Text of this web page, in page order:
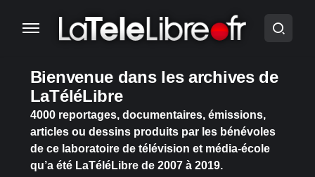
Bienvenue dans les archives de
LaTéléLibre
4000 reportages, documentaires, émissions,
articles ou dessins produits par les bénévoles
de ce laboratoire de télévision et média-école
qu’a été LaTéléLibre de 2007 à 2019.